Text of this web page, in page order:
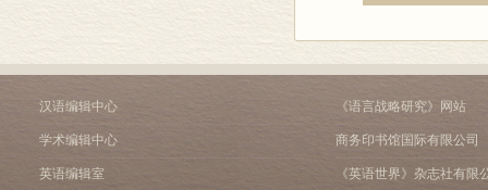
汉语编辑中心
学术编辑中心
英语编辑室
《语言战略研究》网站
商务印书馆国际有限公司
《英语世界》杂志社有限